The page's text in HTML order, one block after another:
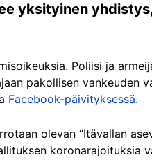
yksityinen
Poliisi ja
pakollisen vankeuden
Facebook-päivityksessä.
olevan “Itävallan
koronarajoituksia